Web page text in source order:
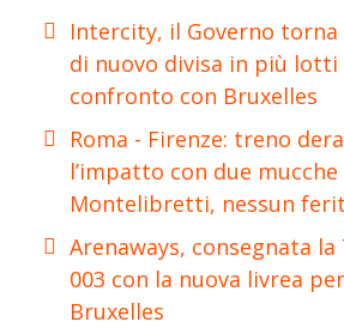
Intercity, il Governo
di nuovo divisa in più lotti
confronto con Bruxelles
Roma - Firenze: treno
l’impatto con due mucche
Montelibretti, nessun
Arenaways, consegnata la
003 con la nuova livrea
Bruxelles